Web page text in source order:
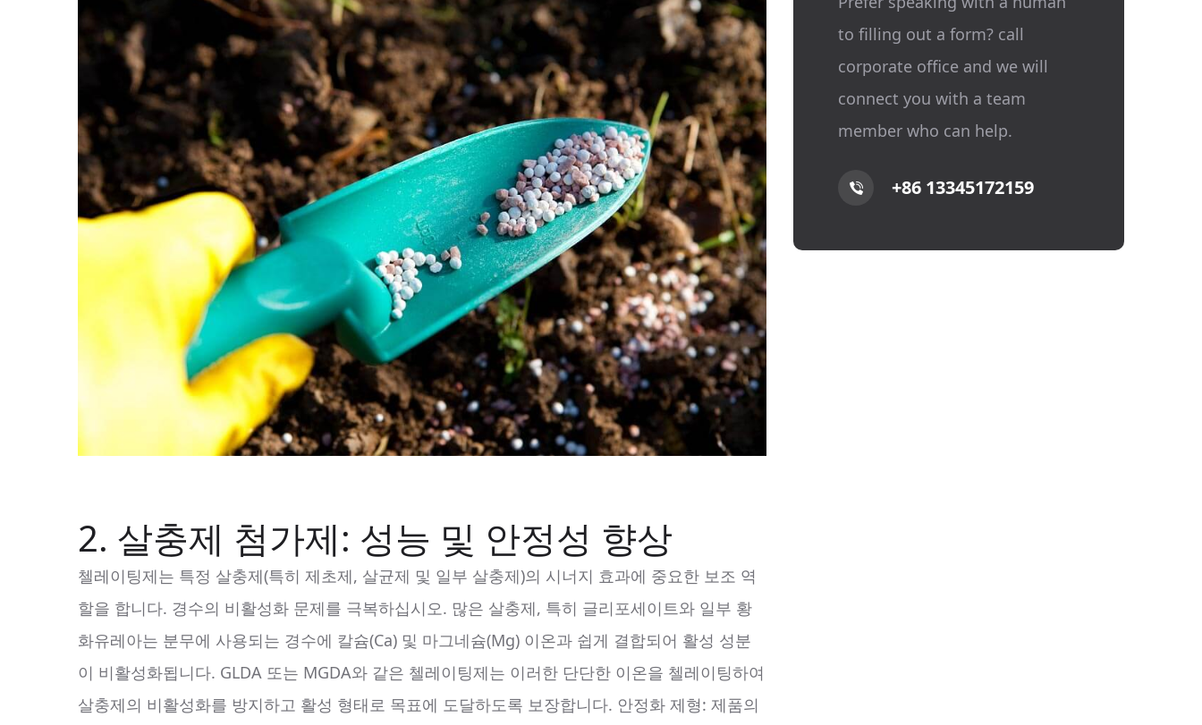
2. 살충제 첨가제: 성능 및 안정성 향상
첼레이팅제는 특정 살충제(특히 제초제, 살균제 및 일부 살충제)의 시너지 효과에 중요한 보조 역
할을 합니다. 경수의 비활성화 문제를 극복하십시오. 많은 살충제, 특히 글리포세이트와 일부 황
화유레아는 분무에 사용되는 경수에 칼슘(Ca) 및 마그네슘(Mg) 이온과 쉽게 결합되어 활성 성분
이 비활성화됩니다. GLDA 또는 MGDA와 같은 첼레이팅제는 이러한 단단한 이온을 첼레이팅하여
살충제의 비활성화를 방지하고 활성 형태로 목표에 도달하도록 보장합니다. 안정화 제형: 제품의
to filling out a form? call
corporate office and we will
connect you with a team
member who can help.
+86 13345172159